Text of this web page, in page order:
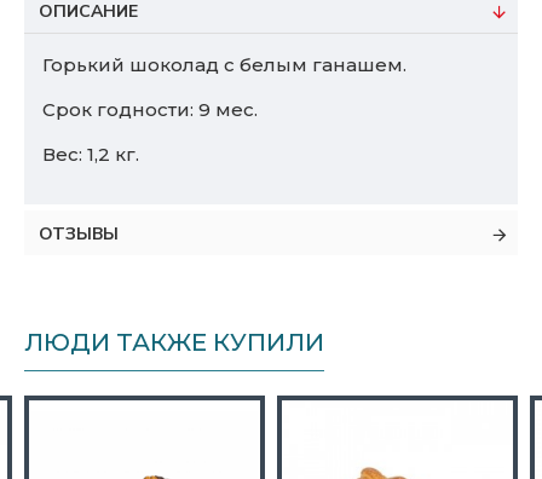
ОПИСАНИЕ
Горький шоколад с белым ганашем.
Срок годности: 9 мес.
Вес: 1,2 кг.
ОТЗЫВЫ
ЛЮДИ ТАКЖЕ КУПИЛИ